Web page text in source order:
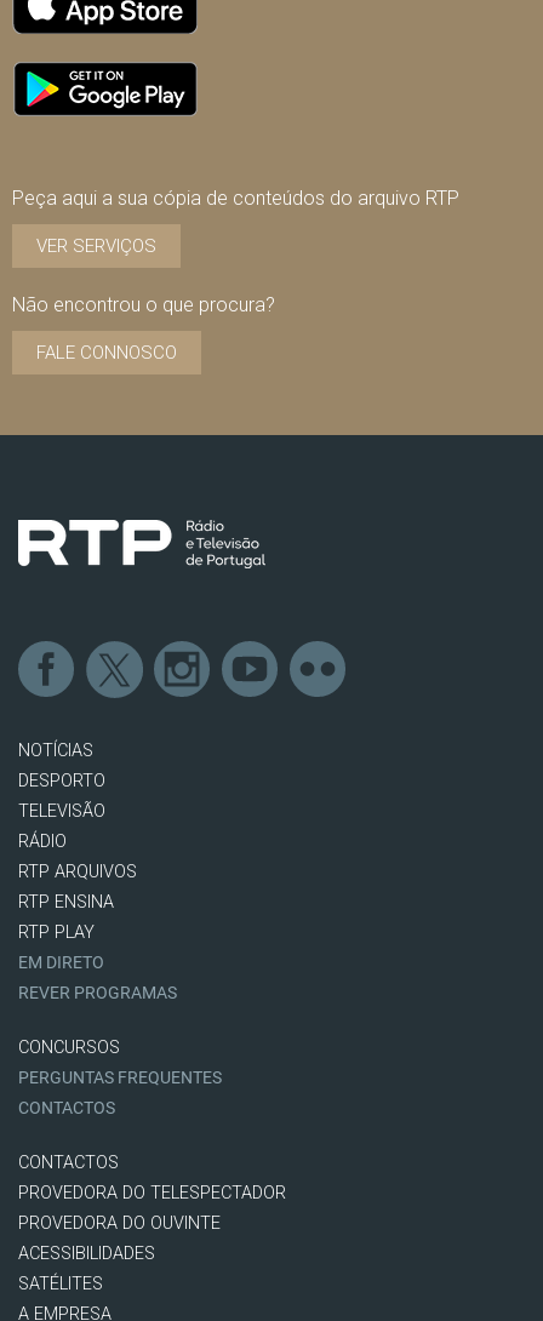
Peça aqui a sua cópia de conteúdos do arquivo RTP
VER SERVIÇOS
Não encontrou o que procura?
FALE CONNOSCO
NOTÍCIAS
DESPORTO
TELEVISÃO
RÁDIO
RTP ARQUIVOS
RTP ENSINA
RTP PLAY
EM DIRETO
REVER PROGRAMAS
CONCURSOS
PERGUNTAS FREQUENTES
CONTACTOS
CONTACTOS
PROVEDORA DO TELESPECTADOR
PROVEDORA DO OUVINTE
ACESSIBILIDADES
SATÉLITES
A EMPRESA